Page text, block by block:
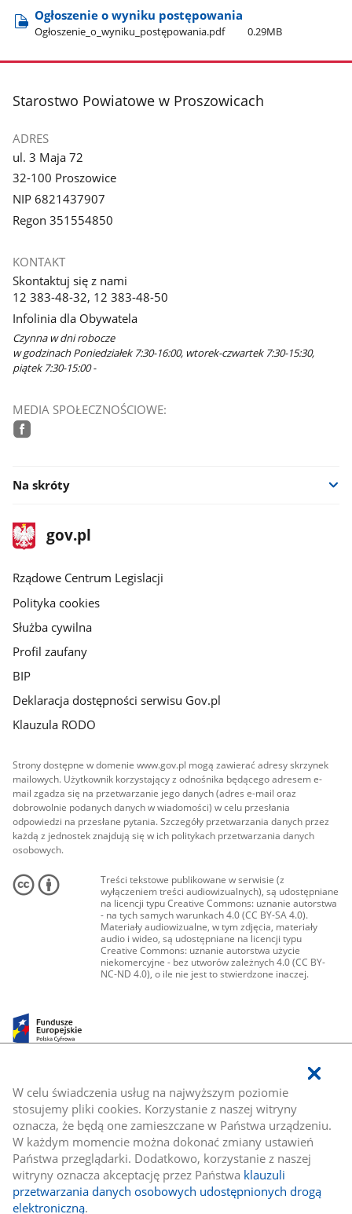
W celu świadczenia usług na najwyższym poziomie
stosujemy pliki cookies. Korzystanie z naszej witryny
oznacza, że będą one zamieszczane w Państwa urządzeniu.
W każdym momencie można dokonać zmiany ustawień
Państwa przeglądarki. Dodatkowo, korzystanie z naszej
witryny oznacza akceptację przez Państwa klauzuli
przetwarzania danych osobowych udostępnionych drogą
elektroniczną.
Ogłoszenie o wyniku postępowania
Ogłoszenie​_o​_wyniku​_postępowania.pdf 0.29MB
stopka
Starostwo Powiatowe w Proszowicach
ADRES
ul. 3 Maja 72
32-100 Proszowice
NIP 6821437907
Regon 351554850
KONTAKT
Skontaktuj się z nami
12 383-48-32, 12 383-48-50
Infolinia dla Obywatela
Czynna w dni robocze
w godzinach Poniedziałek 7:30-16:00, wtorek-czwartek 7:30-15:30,
piątek 7:30-15:00 -
MEDIA SPOŁECZNOŚCIOWE:
Na skróty
stopka
gov.plStrona
gov.pl
Rządowe Centrum Legislacji
Polityka cookies
Służba cywilna
Profil zaufany
BIP
Deklaracja dostępności serwisu Gov.pl
Klauzula RODO
Strony dostępne w domenie www.gov.pl mogą zawierać adresy skrzynek
mailowych. Użytkownik korzystający z odnośnika będącego adresem e-
mail zgadza się na przetwarzanie jego danych (adres e-mail oraz
dobrowolnie podanych danych w wiadomości) w celu przesłania
odpowiedzi na przesłane pytania. Szczegóły przetwarzania danych przez
każdą z jednostek znajdują się w ich politykach przetwarzania danych
osobowych.
Treści tekstowe publikowane w serwisie (z
wyłączeniem treści audiowizualnych), są udostępniane
na licencji typu Creative Commons: uznanie autorstwa
- na tych samych warunkach 4.0 (CC BY-SA 4.0).
Materiały audiowizualne, w tym zdjęcia, materiały
audio i wideo, są udostępniane na licencji typu
Creative Commons: uznanie autorstwa użycie
niekomercyjne - bez utworów zależnych 4.0 (CC BY-
NC-ND 4.0), o ile nie jest to stwierdzone inaczej.